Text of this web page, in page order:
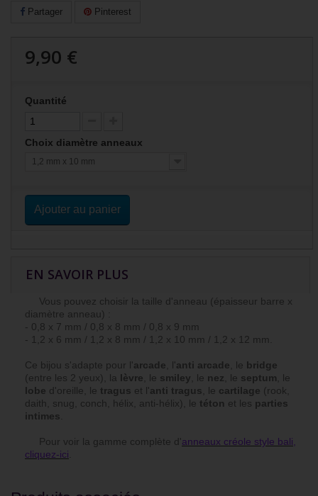
Partager Pinterest
9,90 €
Quantité
Choix diamètre anneaux
1,2 mm x 10 mm
Ajouter au panier
EN SAVOIR PLUS
Vous pouvez choisir la taille d'anneau (épaisseur barre x
diamètre anneau) :
- 0,8 x 7 mm / 0,8 x 8 mm / 0,8 x 9 mm
- 1,2 x 6 mm / 1,2 x 8 mm / 1,2 x 10 mm / 1,2 x 12 mm.
Ce bijou s'adapte pour l'arcade , l'anti arcade , le bridge
(entre les 2 yeux), la lèvre , le smiley , le nez , le septum , le
lobe d'oreille, le tragus et l'anti tragus , le cartilage (rook,
daith, snug, conch, hélix, anti-hélix), le téton et les parties
intimes
Pour voir la gamme complète d'anneaux créole style bali,
cliquez-ici